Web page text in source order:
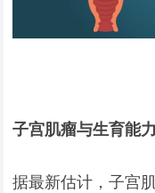
子宫肌瘤与生育能
据最新估计，子宫